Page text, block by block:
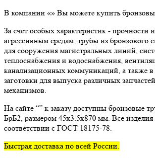
В компании «» Вы можете купить
За счет особых характеристик - прочности
агрессивным средам, трубы из бронзового
для сооружения магистральных линий,
теплоснабжения и водоснабжения,
канализационных коммуникаций, а также в
заготовки для выпуска различных
механизмов.
На сайте “” к заказу доступны бронзовые
БрБ2, размером 45x3.5x870 мм. Все изделия
соответствии с ГОСТ 18175-78.
Быстрая доставка по всей России.